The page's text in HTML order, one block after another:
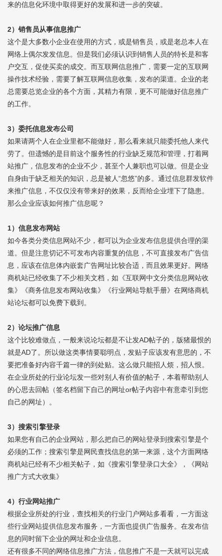
来的信息化环境中取得更好的发展和进一步的突破。
2）销售员从事信息推广
这个是大多数小企业在使用的方式，或是销售员，或是老总本人在
网络上偶尔发发信息。但是我们必须认识到销售人员的特长是和客
户交互，促使买卖的成交。而互联网信息推广，需要一定的互联网
操作技术经验，需要了解互联网信息收集，发布的渠道。企业的老
总需要总览企业的各个方面，其精力有限，更不可能做好信息推广
的工作。
3）委托信息发布公司
如果请两个人在企业里都不能做好，那么看来就只能委托他人来代
劳了。但遗憾的是目前这个服务性的行业缺乏规范和管理，打着网
站推广，信息发布的企业不少，甚至个人兼职也可以做。但是企业
自身由于缺乏相关的知识，总是被人“忽悠”的多。通过信息群发软件
来推广信息，不仅仅没有带来好的效果，反而给企业埋下了隐患。
那么企业应该如何推广信息呢？
1）信息发布网站
如今各类分类信息网站不少，都可以为企业发布信息提供合理的渠
道。但是注意切记不可发布内容重复的信息，不可直接发布广告信
息，应该在信息体内嵌套广告网址比较合适，而且效果更好。网络
商机站已经收集了不少相关文档，如《互联网中文分类信息网站收
集》《商务信息发布网站收集》《行业网站导航手册》在网络商机
站论坛都可以免费下载到。
2）论坛推广信息
这个比较难做点，一般来说论坛都是不让发AD帖子的，版猪最恨的
就是AD了。所以做这类事情要聪明点，发贴子应该发有意思的，不
要把准备好内容千篇一律的到处贴。这么做只能招人烦，招人恨。
在企业所处的行业论坛发一些对别人有价值的帖子，本着帮助别人
的心思去回帖（签名档留下自己的网址or帖子内容中有意牵引到您
自己的网址）。
3）搜索引擎登录
如果您有自己的企业网站，那么把自己的网站登录到搜索引擎是个
必须的工作；搜索引擎是网民查找信息的第一来源，这个方面网络
商机站已经有不少相关帖子，如《搜索引擎登录口大全》，《网站
推广方式大收集》
4）行业网站推广
根据企业所处的行业，查找相关的行业门户网站多看看，一方面这
些行业网站提供信息发布服务，一方面也提供广告服务。在发布信
息的同时留下企业的网址和企业信息。
还有很多不同的网络信息推广方法，信息推广不是一天就可以完成